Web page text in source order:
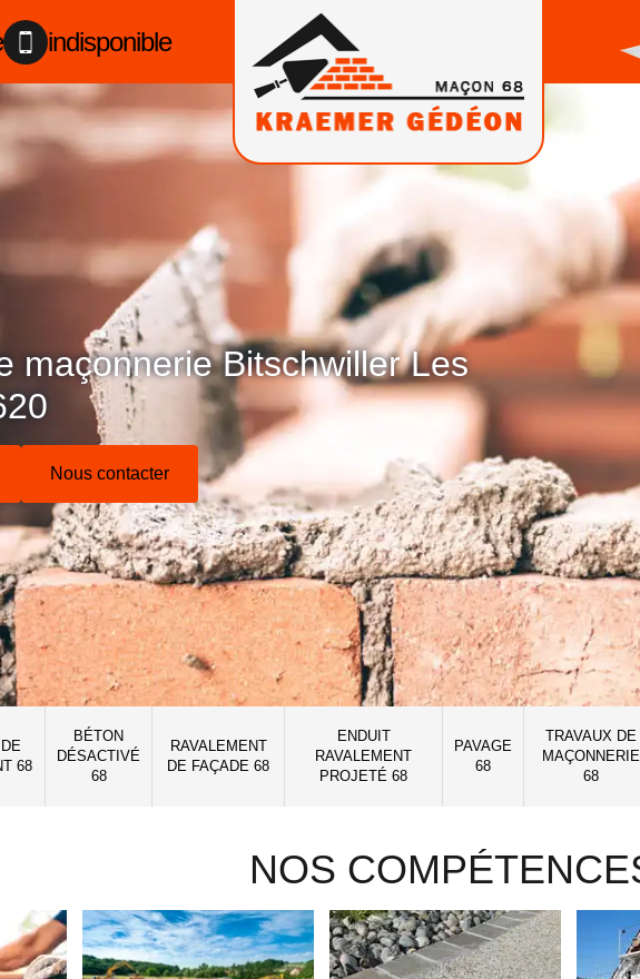
indisponible
maçonnerie Bitschwiller Les
Nous contacter
68
BÉTON
DÉSACTIVÉ
68
RAVALEMENT
DE FAÇADE 68
ENDUIT
RAVALEMENT
PROJETÉ 68
PAVAGE
68
TRAVAUX DE
MAÇONNERIE
68
NOS